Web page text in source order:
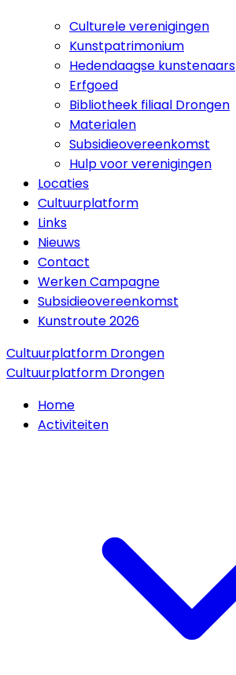
Culturele verenigingen
Kunstpatrimonium
Hedendaagse kunstenaars
Erfgoed
Bibliotheek filiaal Drongen
Materialen
Subsidieovereenkomst
Hulp voor verenigingen
Locaties
Cultuurplatform
Links
Nieuws
Contact
Werken Campagne
Subsidieovereenkomst
Kunstroute 2026
Cultuurplatform Drongen
Cultuurplatform Drongen
Home
Activiteiten